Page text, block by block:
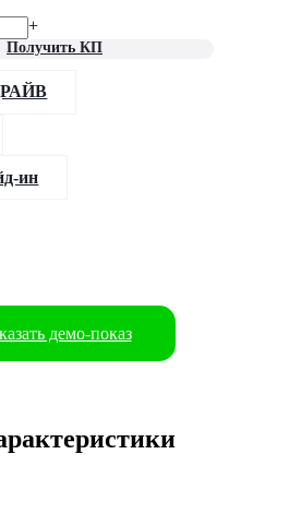
+
Получить КП
ин
демо-показ